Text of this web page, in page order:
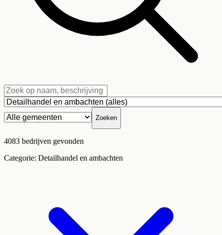
Zoeken
4083 bedrijven gevonden
Categorie: Detailhandel en ambachten